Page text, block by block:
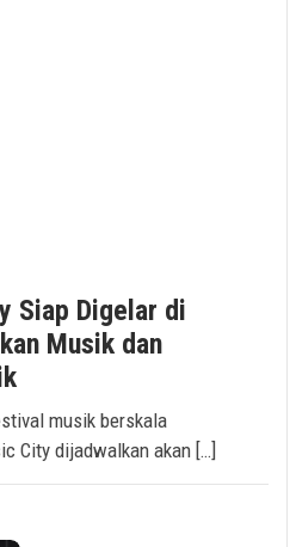
Siap Digelar di
Musik dan
musik berskala
City dijadwalkan akan […]